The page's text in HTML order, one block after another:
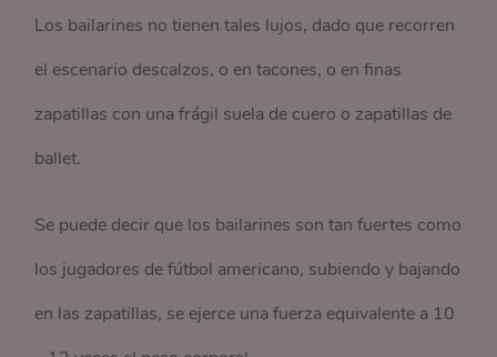
Los bailarines no tienen tales lujos, dado que recorren
el escenario descalzos, o en tacones, o en finas
zapatillas con una frágil suela de cuero o zapatillas de
ballet.
Se puede decir que los bailarines son tan fuertes como
los jugadores de fútbol americano, subiendo y bajando
en las zapatillas, se ejerce una fuerza equivalente a 10